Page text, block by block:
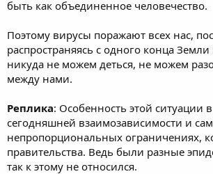
быть как объединенное человечество.
Поэтому вирусы поражают всех нас,
распространяясь с одного конца
никуда не можем деться, не можем
между нами.
Реплика: Особенность этой ситуации
сегодняшней взаимозависимости и
непропорциональных ограничениях,
правительства. Ведь были разные
так к этому не относился.